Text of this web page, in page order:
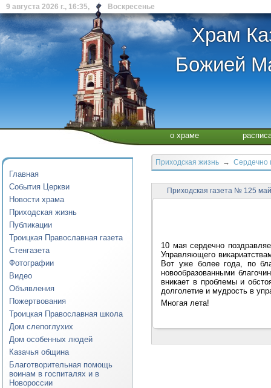
9 августа 2026 г., 16:35, Воскресенье
Храм
Божией
о храме
Главная
События Церкви
Новости храма
Приходская жизнь
Публикации
Троицкая Православная газета
Стенгазета
Фотографии
Видео
Объявления
Пожертвования
Троицкая Православная школа
Дом слепоглухих
Дом особенных людей
Казачья община
Благотворительная помощь
воинам в госпиталях и в
Новороссии
Приходская жизнь → Сердечно
Приходская газета № 125
10 мая сердечно
Управляющего
Вот уже более года, по
новообразованными
вникает в проблемы и
долголетие и мудрость в
Многая лета!